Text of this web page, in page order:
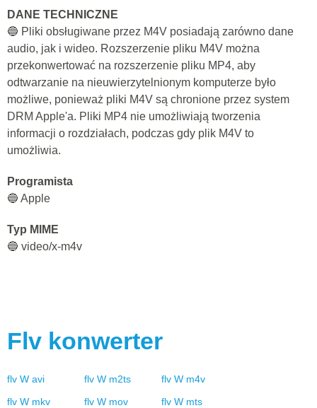
DANE TECHNICZNE
🔵 Pliki obsługiwane przez M4V posiadają zarówno dane
audio, jak i wideo. Rozszerzenie pliku M4V można
przekonwertować na rozszerzenie pliku MP4, aby
odtwarzanie na nieuwierzytelnionym komputerze było
możliwe, ponieważ pliki M4V są chronione przez system
DRM Apple'a. Pliki MP4 nie umożliwiają tworzenia
informacji o rozdziałach, podczas gdy plik M4V to
umożliwia.
Programista
🔵 Apple
Typ MIME
🔵 video/x-m4v
Flv konwerter
flv W avi flv W m2ts flv W m4v
flv W mkv flv W mov flv W mts